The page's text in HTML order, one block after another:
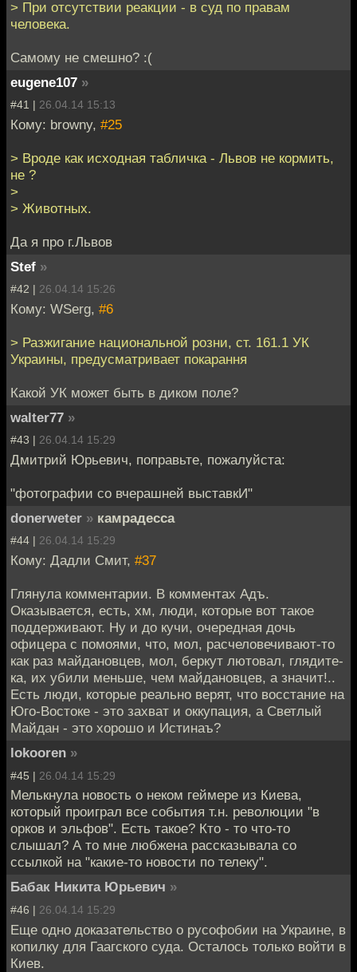
> При отсутствии реакции - в суд по правам
человека.
Самому не смешно? :(
eugene107 »
#41 | 26.04.14 15:13
Кому: browny, #25
> Вроде как исходная табличка - Львов не кормить,
не ?
>
> Животных.
Да я про г.Львов
Stef »
#42 | 26.04.14 15:26
Кому: WSerg, #6
> Разжигание национальной розни, ст. 161.1 УК
Украины, предусматривает покарання
Какой УК может быть в диком поле?
walter77 »
#43 | 26.04.14 15:29
Дмитрий Юрьевич, поправьте, пожалуйста:
"фотографии со вчерашней выставкИ"
donerweter » камрадесса
#44 | 26.04.14 15:29
Кому: Дадли Смит, #37
Глянула комментарии. В комментах Адъ.
Оказывается, есть, хм, люди, которые вот такое
поддерживают. Ну и до кучи, очередная дочь
офицера с помоями, что, мол, расчеловечивают-то
как раз майдановцев, мол, беркут лютовал, глядите-
ка, их убили меньше, чем майдановцев, а значит!..
Есть люди, которые реально верят, что восстание на
Юго-Востоке - это захват и оккупация, а Светлый
Майдан - это хорошо и Истинаъ?
lokooren »
#45 | 26.04.14 15:29
Мелькнула новость о неком геймере из Киева,
который проиграл все события т.н. революции "в
орков и эльфов". Есть такое? Кто - то что-то
слышал? А то мне любжена рассказывала со
ссылкой на "какие-то новости по телеку".
Бабак Никита Юрьевич »
#46 | 26.04.14 15:29
Еще одно доказательство о русофобии на Украине, в
копилку для Гаагского суда. Осталось только войти в
Киев.